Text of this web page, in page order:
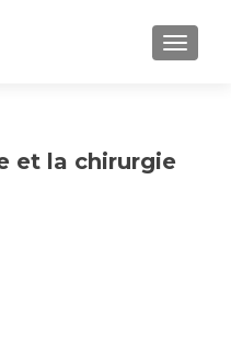
et la chirurgie